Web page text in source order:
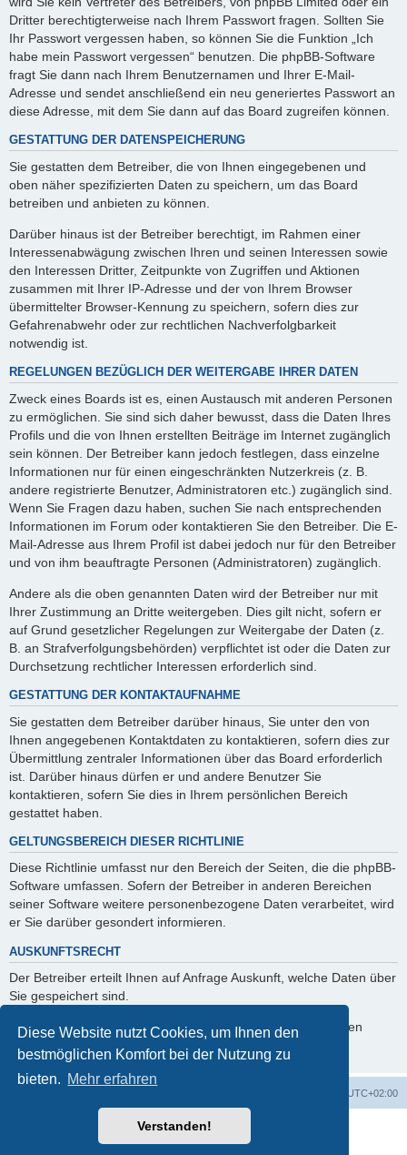
Diese Website nutzt Cookies, um Ihnen den
bestmöglichen Komfort bei der Nutzung zu
bieten. Mehr erfahren
Verstanden!
Dritter berechtigterweise nach Ihrem Passwort fragen. Sollten Sie
Ihr Passwort vergessen haben, so können Sie die Funktion „Ich
habe mein Passwort vergessen“ benutzen. Die phpBB-Software
fragt Sie dann nach Ihrem Benutzernamen und Ihrer E-Mail-
Adresse und sendet anschließend ein neu generiertes Passwort an
diese Adresse, mit dem Sie dann auf das Board zugreifen können.
GESTATTUNG DER DATENSPEICHERUNG
Sie gestatten dem Betreiber, die von Ihnen eingegebenen und
oben näher spezifizierten Daten zu speichern, um das Board
betreiben und anbieten zu können.
Darüber hinaus ist der Betreiber berechtigt, im Rahmen einer
Interessenabwägung zwischen Ihren und seinen Interessen sowie
den Interessen Dritter, Zeitpunkte von Zugriffen und Aktionen
zusammen mit Ihrer IP-Adresse und der von Ihrem Browser
übermittelter Browser-Kennung zu speichern, sofern dies zur
Gefahrenabwehr oder zur rechtlichen Nachverfolgbarkeit
notwendig ist.
REGELUNGEN BEZÜGLICH DER WEITERGABE IHRER DATEN
Zweck eines Boards ist es, einen Austausch mit anderen Personen
zu ermöglichen. Sie sind sich daher bewusst, dass die Daten Ihres
Profils und die von Ihnen erstellten Beiträge im Internet zugänglich
sein können. Der Betreiber kann jedoch festlegen, dass einzelne
Informationen nur für einen eingeschränkten Nutzerkreis (z. B.
andere registrierte Benutzer, Administratoren etc.) zugänglich sind.
Wenn Sie Fragen dazu haben, suchen Sie nach entsprechenden
Informationen im Forum oder kontaktieren Sie den Betreiber. Die E-
Mail-Adresse aus Ihrem Profil ist dabei jedoch nur für den Betreiber
und von ihm beauftragte Personen (Administratoren) zugänglich.
Andere als die oben genannten Daten wird der Betreiber nur mit
Ihrer Zustimmung an Dritte weitergeben. Dies gilt nicht, sofern er
auf Grund gesetzlicher Regelungen zur Weitergabe der Daten (z.
B. an Strafverfolgungsbehörden) verpflichtet ist oder die Daten zur
Durchsetzung rechtlicher Interessen erforderlich sind.
GESTATTUNG DER KONTAKTAUFNAHME
Sie gestatten dem Betreiber darüber hinaus, Sie unter den von
Ihnen angegebenen Kontaktdaten zu kontaktieren, sofern dies zur
Übermittlung zentraler Informationen über das Board erforderlich
ist. Darüber hinaus dürfen er und andere Benutzer Sie
kontaktieren, sofern Sie dies in Ihrem persönlichen Bereich
gestattet haben.
GELTUNGSBEREICH DIESER RICHTLINIE
Diese Richtlinie umfasst nur den Bereich der Seiten, die die phpBB-
Software umfassen. Sofern der Betreiber in anderen Bereichen
seiner Software weitere personenbezogene Daten verarbeitet, wird
er Sie darüber gesondert informieren.
AUSKUNFTSRECHT
Der Betreiber erteilt Ihnen auf Anfrage Auskunft, welche Daten über
Sie gespeichert sind.
Sie können jederzeit die Löschung bzw. Sperrung Ihrer Daten
verlangen. Kontaktieren Sie hierzu bitte den Betreiber.
UTC+02:00
Powered byphpBB® Forum Software © phpBB Limited
phpBB.de